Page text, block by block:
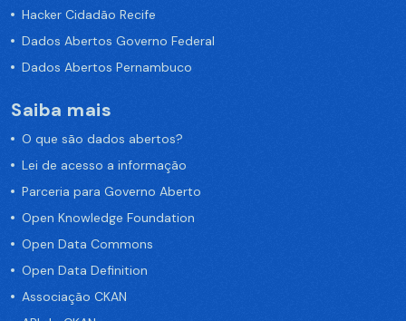
Hacker Cidadão Recife
Dados Abertos Governo Federal
Dados Abertos Pernambuco
Saiba mais
O que são dados abertos?
Lei de acesso a informação
Parceria para Governo Aberto
Open Knowledge Foundation
Open Data Commons
Open Data Definition
Associação CKAN